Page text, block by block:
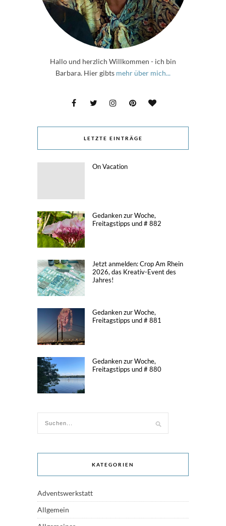
Hallo und herzlich Willkommen - ich bin
Barbara. Hier gibts mehr über mich...
LETZTE EINTRÄGE
On Vacation
Gedanken zur Woche,
Freitagstipps und # 882
Jetzt anmelden: Crop Am Rhein
2026, das Kreativ-Event des
Jahres!
Gedanken zur Woche,
Freitagstipps und # 881
Gedanken zur Woche,
Freitagstipps und # 880
KATEGORIEN
Adventswerkstatt
Allgemein